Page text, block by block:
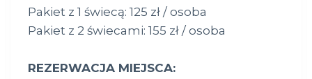
Pakiet z 1 świecą: 125 zł / osoba
Pakiet z 2 świecami: 155 zł / osoba
REZERWACJA MIEJSCA: